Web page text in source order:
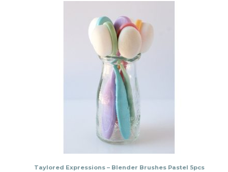
Taylored Expressions – Blender Brushes Pastel 5pcs